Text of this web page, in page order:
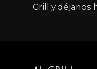
Grill y déjanos